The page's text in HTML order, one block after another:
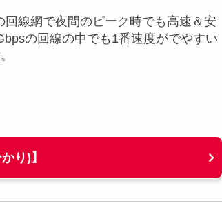
回線網で夜間のピーク時でも高速＆安
の回線の中でも1番速度がでやすい
り)】